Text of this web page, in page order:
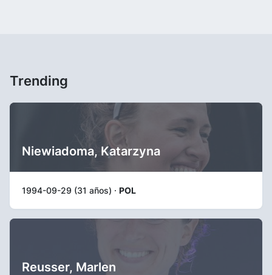
Trending
Niewiadoma, Katarzyna
1994-09-29 (31 años) · POL
Reusser, Marlen